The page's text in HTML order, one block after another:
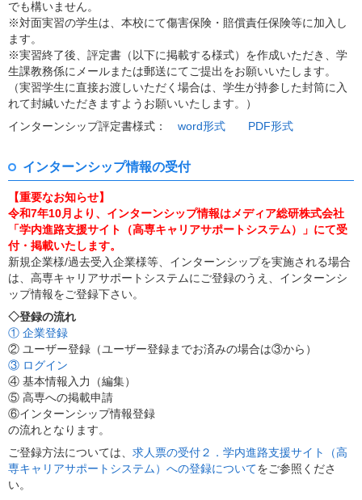
でも構いません。
※対面実習の学生は、本校にて傷害保険・賠償責任保険等に加入し
ます。
※実習終了後、評定書（以下に掲載する様式）を作成いただき、学
生課教務係にメールまたは郵送にてご提出をお願いいたします。
（実習学生に直接お渡しいただく場合は、学生が持参した封筒に入
れて封緘いただきますようお願いいたします。）
インターンシップ評定書様式： word形式 PDF形式
インターンシップ情報の受付
【重要なお知らせ】
令和7年10月より、インターンシップ情報はメディア総研株式会社
「学内進路支援サイト（高専キャリアサポートシステム）」にて受
付・掲載いたします。
新規企業様/過去受入企業様等、インターンシップを実施される場合
は、高専キャリアサポートシステムにご登録のうえ、インターンシ
ップ情報をご登録下さい。
◇登録の流れ
① 企業登録
② ユーザー登録（ユーザー登録までお済みの場合は③から）
③ ログイン
④ 基本情報入力（編集）
⑤ 高専への掲載申請
⑥インターンシップ情報登録
の流れとなります。
ご登録方法については、 求人票の受付２．学内進路支援サイト（高
専キャリアサポートシステム）への登録についてをご参照くださ
い。